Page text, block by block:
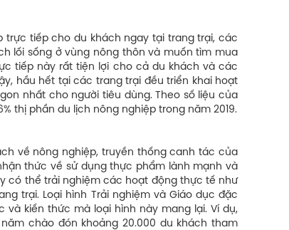
trực tiếp cho du khách ngay tại trang trại, các
lối sống ở vùng nông thôn và muốn tìm mua
tiếp này rất tiện lợi cho cả du khách và các
hầu hết tại các trang trại đều triển khai hoạt
nhất cho người tiêu dùng. Theo số liệu của
thị phần du lịch nông nghiệp trong năm 2019.
về nông nghiệp, truyền thống canh tác của
thức về sử dụng thực phẩm lành mạnh và
có thể trải nghiệm các hoạt động thực tế như
trại. Loại hình Trải nghiệm và Giáo dục đặc
kiến thức mà loại hình này mang lại. Ví dụ,
chào đón khoảng 20.000 du khách tham